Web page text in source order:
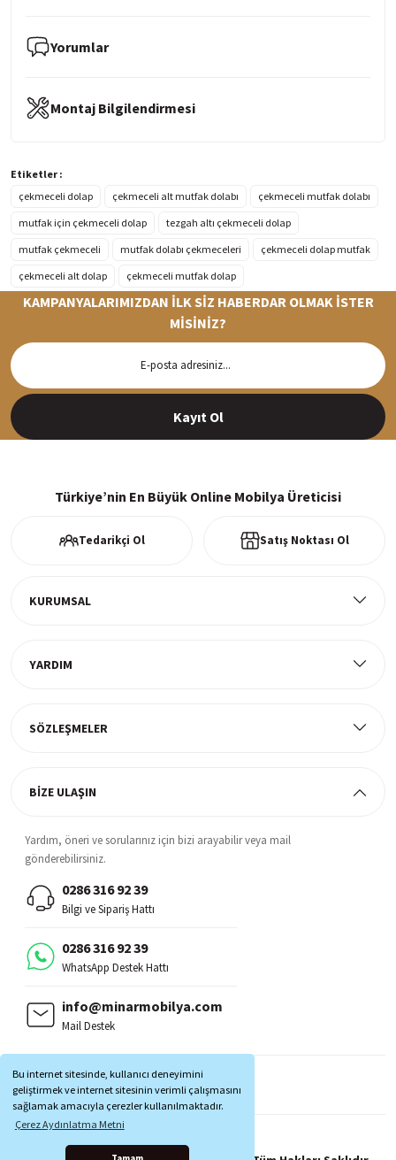
Bu internet sitesinde, kullanıcı deneyimini
geliştirmek ve internet sitesinin verimli çalışmasını
sağlamak amacıyla çerezler kullanılmaktadır.
Çerez Aydınlatma Metni
Yorumlar
Montaj Bilgilendirmesi
Etiketler :
çekmeceli dolap
çekmeceli alt mutfak dolabı
çekmeceli mutfak dolabı
mutfak için çekmeceli dolap
tezgah altı çekmeceli dolap
mutfak çekmeceli
mutfak dolabı çekmeceleri
çekmeceli dolap mutfak
çekmeceli alt dolap
çekmeceli mutfak dolap
Siparişleriniz en kısa sürede hazırlanarak kargoya verilir
KAMPANYALARIMIZDAN İLK SİZ HABERDAR OLMAK İSTER
MİSİNİZ?
Kayıt Ol
Türkiye’nin En Büyük Online Mobilya Üreticisi
Tedarikçi Ol Satış Noktası Ol
KURUMSAL
YARDIM
SÖZLEŞMELER
BİZE ULAŞIN
Yardım, öneri ve sorularınız için bizi arayabilir veya mail
gönderebilirsiniz.
0286 316 92 39
Bilgi ve Sipariş Hattı
0286 316 92 39
WhatsApp Destek Hattı
info@minarmobilya.com
Mail Destek
MOBİL UYGULAMALAR: